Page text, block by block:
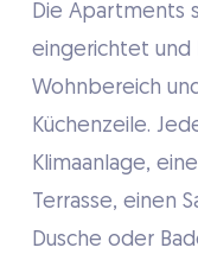
Die Apartments
eingerichtet und
Wohnbereich
Küchenzeile.
Klimaanlage,
Terrasse, einen
Dusche oder